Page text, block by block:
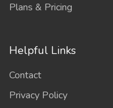
Plans & Pricing
Helpful Links
Contact
Privacy Policy